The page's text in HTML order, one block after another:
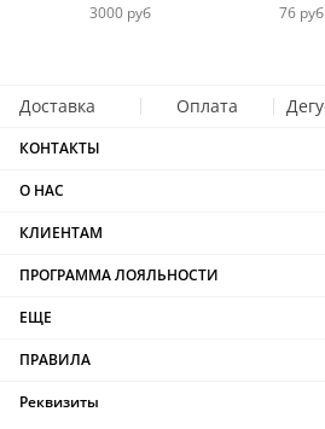
3000 руб
76
Доставка Оплата
КОНТАКТЫ
О НАС
КЛИЕНТАМ
ПРОГРАММА ЛОЯЛЬНОСТИ
ЕЩЕ
ПРАВИЛА
Реквизиты